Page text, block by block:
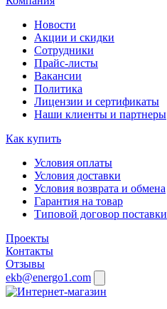
Новости
Акции и скидки
Сотрудники
Прайс-листы
Вакансии
Политика
Лицензии и сертификаты
Наши клиенты и партнеры
Как купить
Условия оплаты
Условия доставки
Условия возврата и обмена
Гарантия на товар
Типовой договор поставки
Проекты
Контакты
Отзывы
ekb@energo1.com